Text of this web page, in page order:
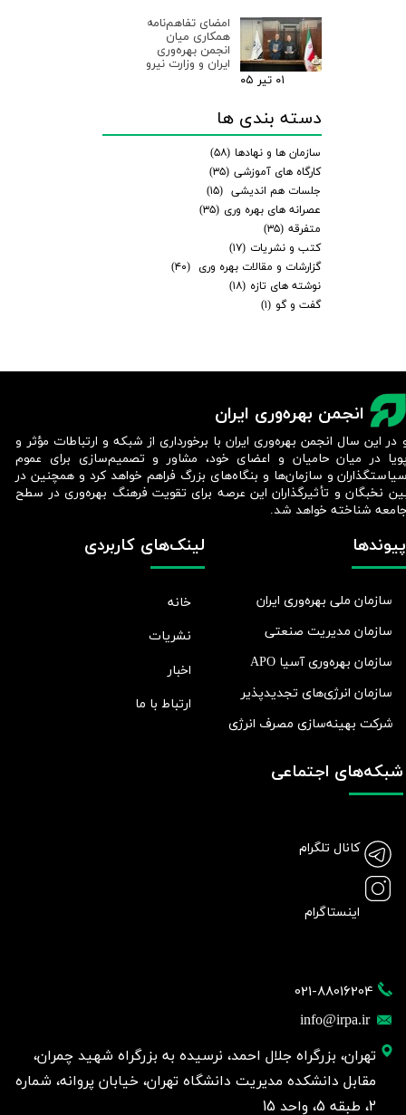
امضای تفاهم‌نامه
همکاری میان
انجمن بهره‌وری
ایران و وزارت نیرو
۰۱ تیر ۰۵
دسته بندی ها
سازمان ها و نهادها (۵۸)
کارگاه های آموزشی (۳۵)
جلسات هم اندیشی (۱۵)
عصرانه های بهره وری (۳۵)
متفرقه (۳۵)
کتب و نشریات (۱۷)
گزارشات و مقالات بهره وری
(۴۰)
نوشته های تازه (۱۸)
گفت و گو (۱)
انجمن بهره‌وری ایران
021-88016204
info@irpa.ir
تهران، بزرگراه جلال احمد، نرسیده به بزرگراه شهید چمران،
مقابل دانشکده مدیریت دانشگاه تهران، خیابان پروانه، شماره
2، طبقه 5، واحد 15
لینک‌های کاربردی
خانه
نشریات
اخبار
ارتباط با ما
پیوندها
سازمان ملی بهره‌وری ایران
سازمان مدیریت صنعتی
سازمان بهره‌وری آسیا APO
سازمان انرژی‌های تجدیدپذیر
شرکت بهينه‌سازی مصرف انرژی
شبکه‌های اجتماعی
کانال تلگرام
اینستاگرام
در این سال انجمن بهره‌وری ایران با برخورداری از شبکه و ارتباطات مؤثر و
در میان حامیان و اعضای خود، مشاور و تصمیم‌سازی برای عموم
و سازمان‌ها و بنگاه‌های بزرگ فراهم خواهد کرد و همچنین در
نخبگان و تأثیرگذاران این عرصه برای تقویت فرهنگ بهره‌وری در سطح
شناخته خواهد شد.​​​​​​​